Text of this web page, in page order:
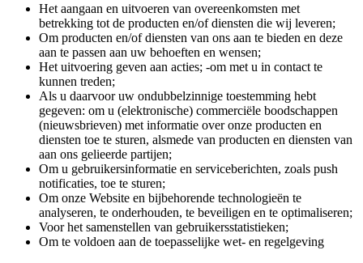
Het aangaan en uitvoeren van overeenkomsten met
betrekking tot de producten en/of diensten die wij leveren;
Om producten en/of diensten van ons aan te bieden en deze
aan te passen aan uw behoeften en wensen;
Het uitvoering geven aan acties; -om met u in contact te
kunnen treden;
Als u daarvoor uw ondubbelzinnige toestemming hebt
gegeven: om u (elektronische) commerciële boodschappen
(nieuwsbrieven) met informatie over onze producten en
diensten toe te sturen, alsmede van producten en diensten van
aan ons gelieerde partijen;
Om u gebruikersinformatie en serviceberichten, zoals push
notificaties, toe te sturen;
Om onze Website en bijbehorende technologieën te
analyseren, te onderhouden, te beveiligen en te optimaliseren;
Voor het samenstellen van gebruikersstatistieken;
Om te voldoen aan de toepasselijke wet- en regelgeving